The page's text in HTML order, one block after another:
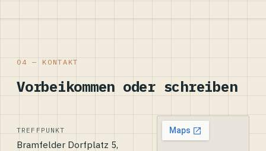
04 — KONTAKT
Vorbeikommen oder schreiben
TREFFPUNKT
Bramfelder Dorfplatz 5,